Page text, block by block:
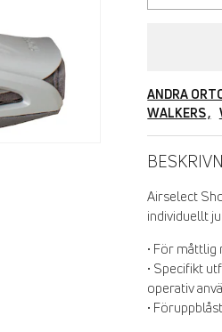
ANDRA
WALKERS
Airselect
individuellt
• För måttlig
• Specifikt
operativ
•